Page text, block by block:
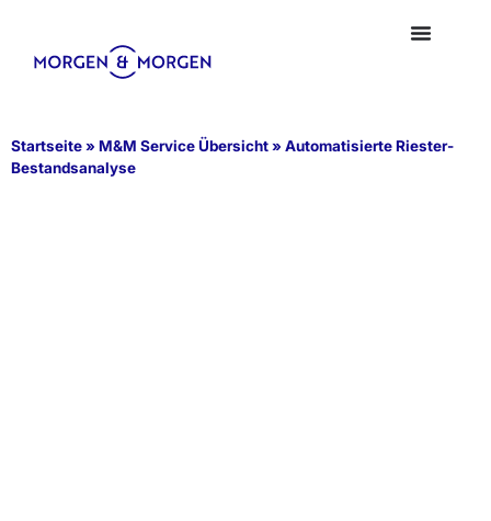
Startseite» M&M Service Übersicht» Automatisierte Riester-
Bestandsanalyse